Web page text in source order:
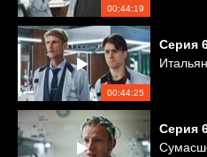
00:44:19
00:44:25
Серия
Серия